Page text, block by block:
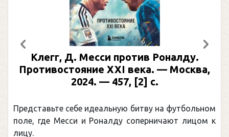
Месси против Роналду.
XXI века. — Москва,
— 457, [2] с.
идеальную битву на футбольном
и Роналду соперничают лицом к
Рабинер, И.
Москва, 2024
Предыдущий